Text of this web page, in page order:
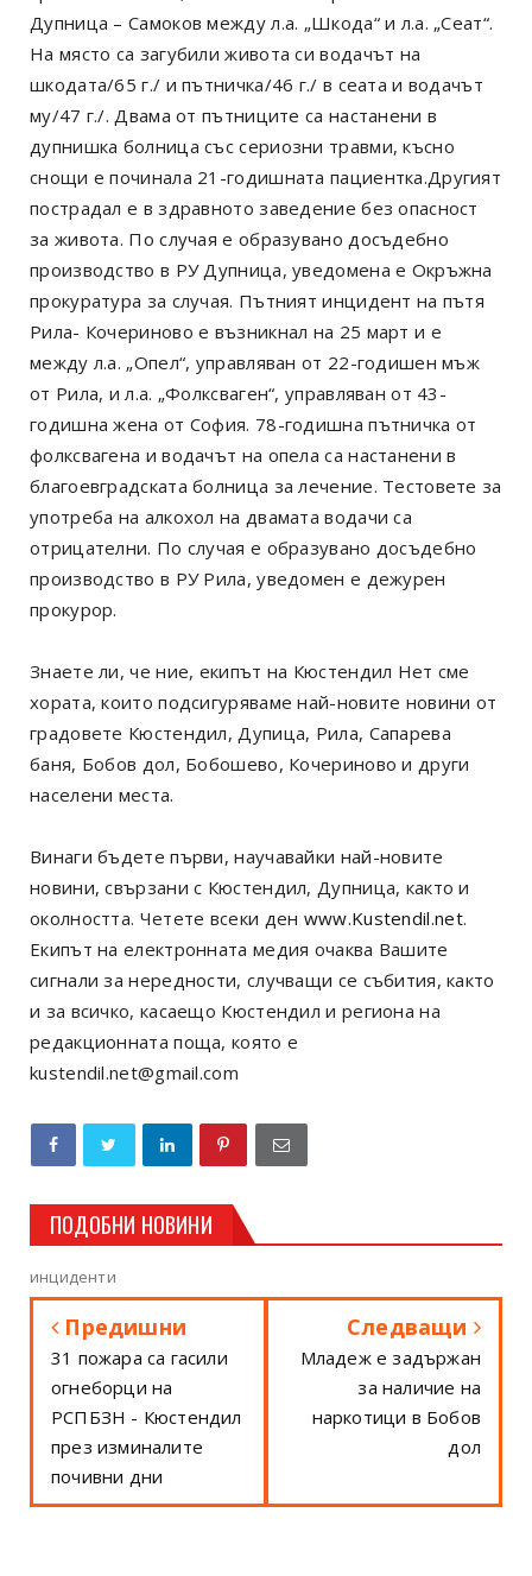
Дупница – Самоков между л.а. „Шкода“ и л.а. „Сеат“.
На място са загубили живота си водачът на
шкодата/65 г./ и пътничка/46 г./ в сеата и водачът
му/47 г./. Двама от пътниците са настанени в
дупнишка болница със сериозни травми, късно
снощи е починала 21-годишната пациентка.Другият
пострадал е в здравното заведение без опасност
за живота. По случая е образувано досъдебно
производство в РУ Дупница, уведомена е Окръжна
прокуратура за случая. Пътният инцидент на пътя
Рила- Кочериново е възникнал на 25 март и е
между л.а. „Опел“, управляван от 22-годишен мъж
от Рила, и л.а. „Фолксваген“, управляван от 43-
годишна жена от София. 78-годишна пътничка от
фолксвагена и водачът на опела са настанени в
благоевградската болница за лечение. Тестовете за
употреба на алкохол на двамата водачи са
отрицателни. По случая е образувано досъдебно
производство в РУ Рила, уведомен е дежурен
прокурор.
Знаете ли, че ние, екипът на Кюстендил Нет сме
хората, които подсигуряваме най-новите новини от
градовете Кюстендил, Дупица, Рила, Сапарева
баня, Бобов дол, Бобошево, Кочериново и други
населени места.
Винаги бъдете първи, научавайки най-новите
новини, свързани с Кюстендил, Дупница, както и
околността. Четете всеки ден www.Kustendil.net.
Екипът на електронната медия очаква Вашите
сигнали за нередности, случващи се събития, както
и за всичко, касаещо Кюстендил и региона на
редакционната поща, която е
kustendil.net@gmail.com
ПОДОБНИ НОВИНИ
инциденти
Предишни
31 пожара са гасили
огнеборци на
РСПБЗН - Кюстендил
през изминалите
почивни дни
Следващи
Младеж е задържан
за наличие на
наркотици в Бобов
дол